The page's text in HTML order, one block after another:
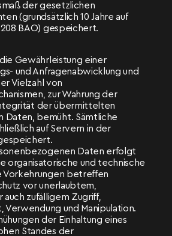
der gesetzlichen
(grundsätzlich 10 Jahre auf
208 BAO) gespeichert.
Gewährleistung einer
und Anfragenabwicklung und
Vielzahl von
zur Wahrung der
der übermittelten
Daten, bemüht. Sämtliche
auf Servern in der
Daten erfolgt
organisatorische und technische
Vorkehrungen betreffen
vor unerlaubtem,
zufälligem Zugriff,
Verwendung und Manipulation.
der Einhaltung eines
Standes der